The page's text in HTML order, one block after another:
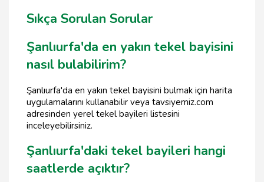
Sıkça Sorulan Sorular
Şanlıurfa'da en yakın tekel bayisini
nasıl bulabilirim?
Şanlıurfa'da en yakın tekel bayisini bulmak için harita
uygulamalarını kullanabilir veya tavsiyemiz.com
adresinden yerel tekel bayileri listesini
inceleyebilirsiniz.
Şanlıurfa'daki tekel bayileri hangi
saatlerde açıktır?